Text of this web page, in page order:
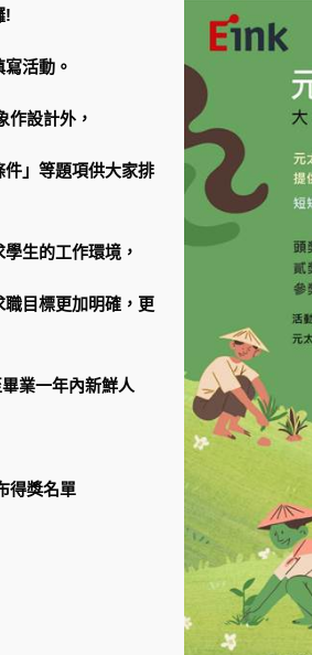
!
活動。
作設計外，
」等題項供大家排
生的工作環境，
職目標更加明確，更
業一年內新鮮人
得獎名單